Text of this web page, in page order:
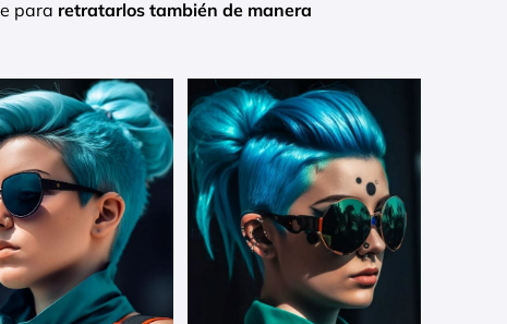
para retratarlos también de manera